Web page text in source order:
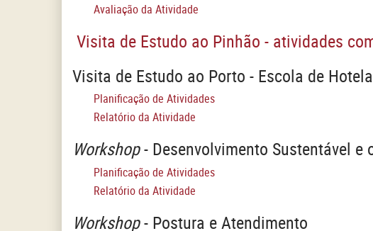
Avaliação da Atividade
Visita de Estudo ao Pinhão - atividades
Visita de Estudo ao Porto - Escola de
Planificação de Atividades
Relatório da Atividade
Workshop- Desenvolvimento Sustentável e
Planificação de Atividades
Relatório da Atividade
Workshop- Postura e Atendimento